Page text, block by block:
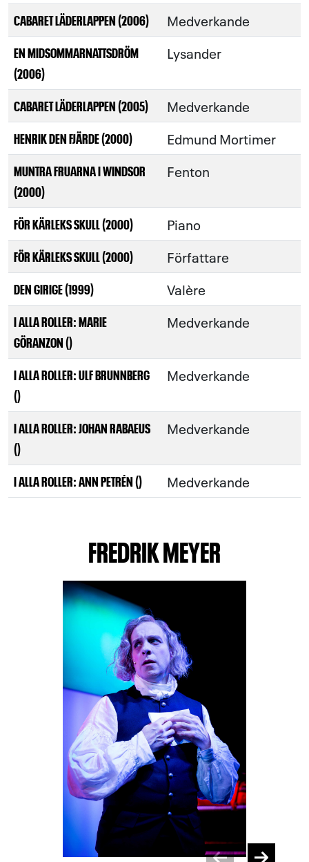
CABARET LÄDERLAPPEN (2006) Medverkande
EN MIDSOMMARNATTSDRÖM
(2006)
Lysander
CABARET LÄDERLAPPEN (2005) Medverkande
HENRIK DEN FJÄRDE (2000) Edmund Mortimer
MUNTRA FRUARNA I WINDSOR
(2000)
Fenton
FÖR KÄRLEKS SKULL (2000) Piano
FÖR KÄRLEKS SKULL (2000) Författare
DEN GIRIGE (1999) Valère
I ALLA ROLLER: MARIE
GÖRANZON ()
Medverkande
I ALLA ROLLER: ULF BRUNNBERG
()
Medverkande
I ALLA ROLLER: JOHAN RABAEUS
()
Medverkande
I ALLA ROLLER: ANN PETRÉN () Medverkande
FREDRIK MEYER